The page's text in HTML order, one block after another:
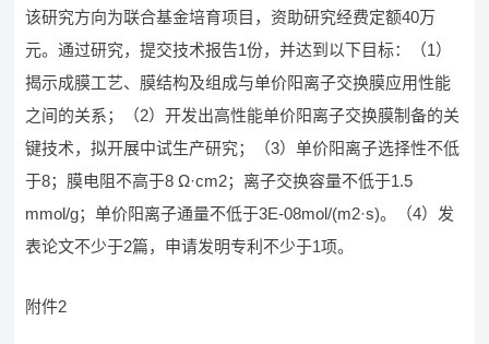
该研究方向为联合基金培育项目，资助研究经费定额40万
元。通过研究，提交技术报告1份，并达到以下目标：（1）
揭示成膜工艺、膜结构及组成与单价阳离子交换膜应用性能
之间的关系；（2）开发出高性能单价阳离子交换膜制备的关
键技术，拟开展中试生产研究；（3）单价阳离子选择性不低
于8；膜电阻不高于8 Ω·cm2；离子交换容量不低于1.5
mmol/g；单价阳离子通量不低于3E-08mol/(m2·s)。（4）发
表论文不少于2篇，申请发明专利不少于1项。
附件2